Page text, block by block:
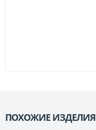
ПОХОЖИЕ ИЗДЕЛИЯ